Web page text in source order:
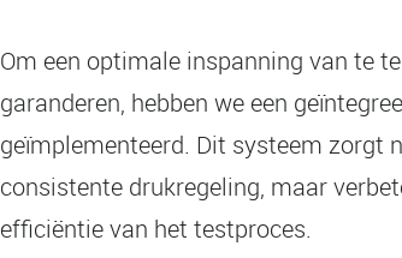
Om een optimale inspanning van te
garanderen, hebben we een
geïmplementeerd. Dit systeem zorgt
consistente drukregeling, maar
efficiëntie van het testproces.